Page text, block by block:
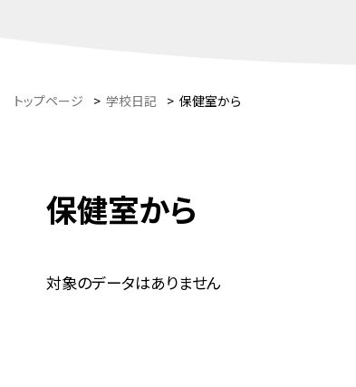
トップページ > 学校日記 > 保健室から
保健室から
対象のデータはありません